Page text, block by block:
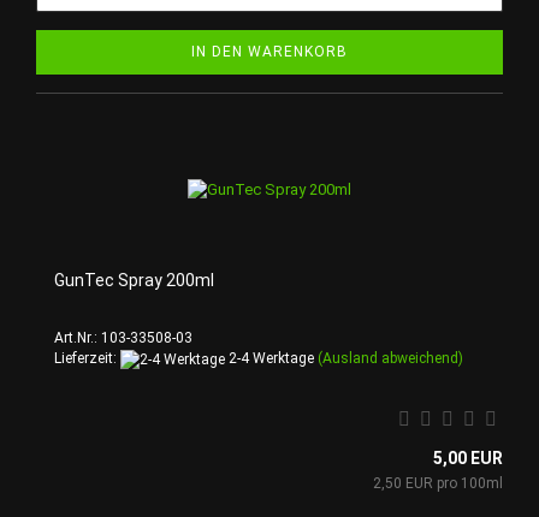
IN DEN WARENKORB
GunTec Spray 200ml
Art.Nr.: 103-33508-03
Lieferzeit:
2-4 Werktage (Ausland abweichend)
5,00 EUR
2,50 EUR pro 100ml